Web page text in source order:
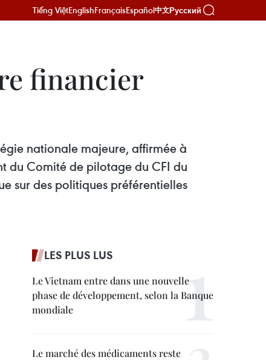
Tiếng ViệtEnglishFrançaisEspañol中文Русский
financier
nationale majeure, affirmée à
du Comité de pilotage du CFI du
sur des politiques préférentielles
LES PLUS LUS
Le Vietnam entre dans une nouvelle
phase de développement, selon la Banque
mondiale
Le marché des médicaments reste